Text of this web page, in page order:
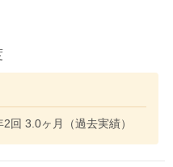
回 3.0ヶ月（過去実績）